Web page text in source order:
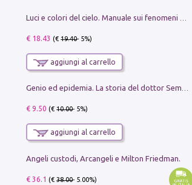
€ 18.43 (€19.40- 5%)
aggiungi al carrello
Genio ed epidemia. La storia del dottor Semmelweis, il Salvatore delle Madri
€ 9.50 (€10.00- 5%)
aggiungi al carrello
Angeli custodi, Arcangeli e Milton Friedman.
€ 36.1 (€38.00- 5.00%)